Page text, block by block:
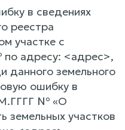
в сведениях
реестра
участке с
адресу: <адрес>,
данного земельного
ошибку в
№ «О
земельных участков